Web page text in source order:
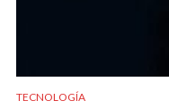
TECNOLOGÍA